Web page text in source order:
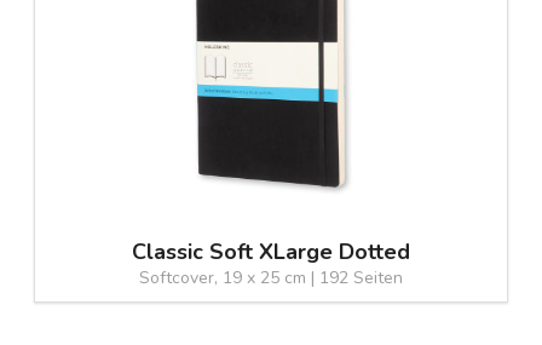
Classic Soft XLarge Dotted
Softcover, 19 x 25 cm | 192 Seiten